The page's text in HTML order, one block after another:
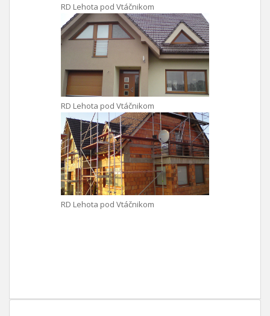
RD Lehota pod Vtáčnikom
RD Lehota pod Vtáčnikom
RD Lehota pod Vtáčnikom